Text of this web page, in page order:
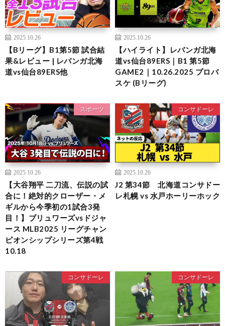
2025.10.26
【Bリーグ】B1第5節 試合結
果&レビュー | レバンガ北海
道vs仙台89ERS他
2025.10.26
【ハイライト】レバンガ北海
道vs仙台89ERS｜B1 第5節
GAME2｜10.26.2025 プロバ
スケ (Bリーグ)
スポーツ
2025.10.26
【大谷翔平 二刀流、伝説の試
合に！絶対的クローザー・メ
ギルから今季初の1試合3発
目！】ブリュワーズvsドジャ
ース MLB2025 リーグチャン
ピオンシップシリーズ第4戦
10.18
コンサドーレ
2025.10.26
J2 第34節 北海道コンサドー
レ札幌 vs 水戸ホーリーホック
コンサドーレ コンサドーレ